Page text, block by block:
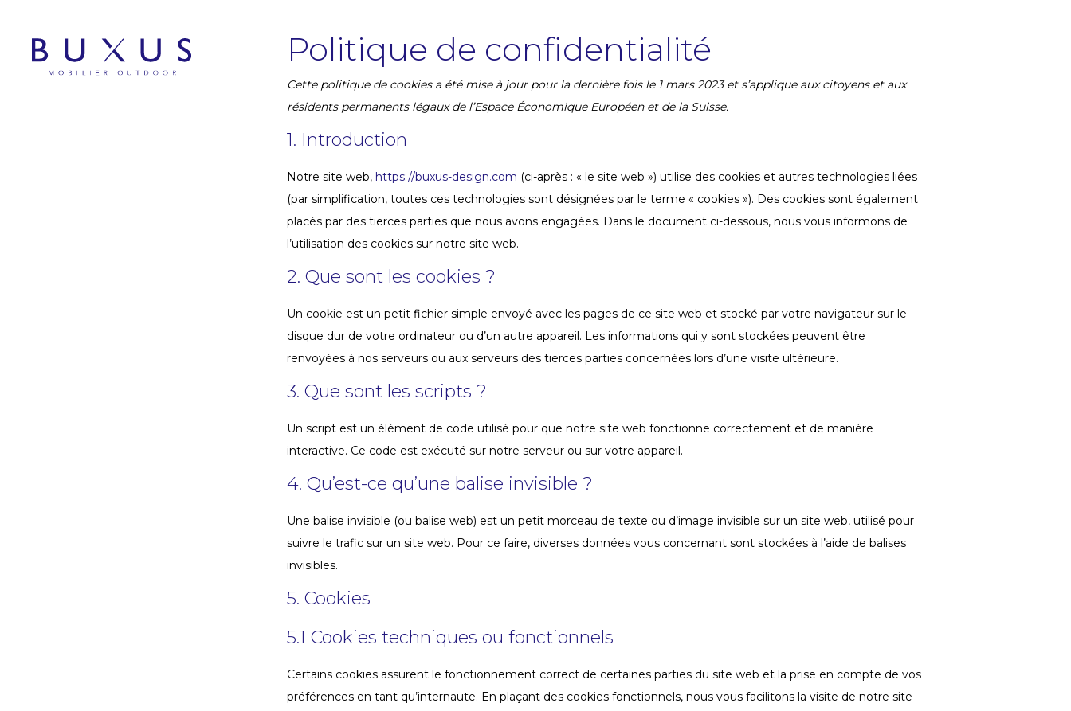
Politique de confidentialité
Cette politique de cookies a été mise à jour pour la dernière fois le 1 mars 2023 et s’applique aux citoyens et aux
résidents permanents légaux de l’Espace Économique Européen et de la Suisse.
1. Introduction
Notre site web, https://buxus-design.com (ci-après : « le site web ») utilise des cookies et autres technologies liées
(par simplification, toutes ces technologies sont désignées par le terme « cookies »). Des cookies sont également
placés par des tierces parties que nous avons engagées. Dans le document ci-dessous, nous vous informons de
l’utilisation des cookies sur notre site web.
2. Que sont les cookies ?
Un cookie est un petit fichier simple envoyé avec les pages de ce site web et stocké par votre navigateur sur le
disque dur de votre ordinateur ou d’un autre appareil. Les informations qui y sont stockées peuvent être
renvoyées à nos serveurs ou aux serveurs des tierces parties concernées lors d’une visite ultérieure.
3. Que sont les scripts ?
Un script est un élément de code utilisé pour que notre site web fonctionne correctement et de manière
interactive. Ce code est exécuté sur notre serveur ou sur votre appareil.
4. Qu’est-ce qu’une balise invisible ?
Une balise invisible (ou balise web) est un petit morceau de texte ou d’image invisible sur un site web, utilisé pour
suivre le trafic sur un site web. Pour ce faire, diverses données vous concernant sont stockées à l’aide de balises
invisibles.
5. Cookies
5.1 Cookies techniques ou fonctionnels
Certains cookies assurent le fonctionnement correct de certaines parties du site web et la prise en compte de vos
préférences en tant qu’internaute. En plaçant des cookies fonctionnels, nous vous facilitons la visite de notre site